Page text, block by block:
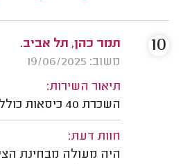
תמר כהן, תל אביב.
משוב: 19/06/2025
תיאור השירות:
השכרת 40 כיסאות כולל הובלה.
חוות דעת:
היה מעולה מבחינת
10